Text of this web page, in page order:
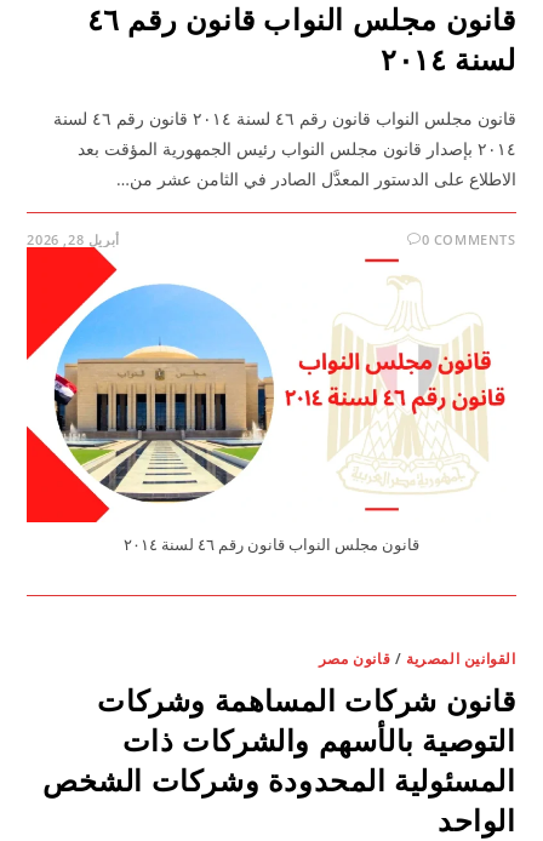
قانون مجلس النواب قانون رقم ٤٦
لسنة ٢٠١٤
قانون مجلس النواب قانون رقم ٤٦ لسنة ٢٠١٤ قانون رقم ٤٦ لسنة
٢٠١٤ بإصدار قانون مجلس النواب رئيس الجمهورية المؤقت بعد
الاطلاع على الدستور المعدَّل الصادر في الثامن عشر من…
0 COMMENTS أبريل 28, 2026
قانون مجلس النواب قانون رقم ٤٦ لسنة ٢٠١٤
القوانين المصرية / قانون مصر
قانون شركات المساهمة وشركات
التوصية بالأسهم والشركات ذات
المسئولية المحدودة وشركات الشخص
الواحد